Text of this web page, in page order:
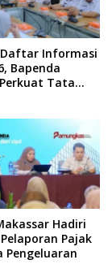
Informasi
Bapenda
Tata
Hadiri
Pajak
Pengeluaran